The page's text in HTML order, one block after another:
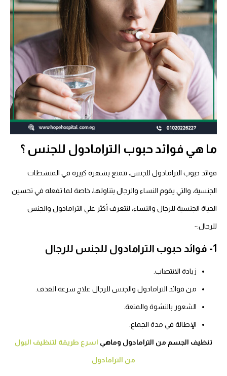
ما هي فوائد حبوب الترامادول للجنس ؟
فوائد حبوب الترامادول للجنس، تتمتع بشهرة كبيرة في المنشطات
الجنسية، والتي يقوم النساء والرجال بتناولها، خاصة لما تفعله في تحسين
الحياة الجنسية للرجال والنساء، لنتعرف أكثر علي الترامادول والجنس
للرجال:-
1- فوائد حبوب الترامادول للجنس للرجال
زيادة الانتصاب.
من فوائد الترامادول والجنس للرجال علاج سرعة القذف.
الشعور بالنشوة والمتعة.
الإطالة في مدة الجماع.
تنظيف الجسم من الترامادول وماهي اسرع طريقة لتنظيف البول
من الترامادول